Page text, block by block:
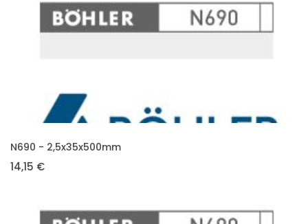
VLOŽIT DO KOŠÍKU
N690 - 2,5x35x500mm
14,15 €